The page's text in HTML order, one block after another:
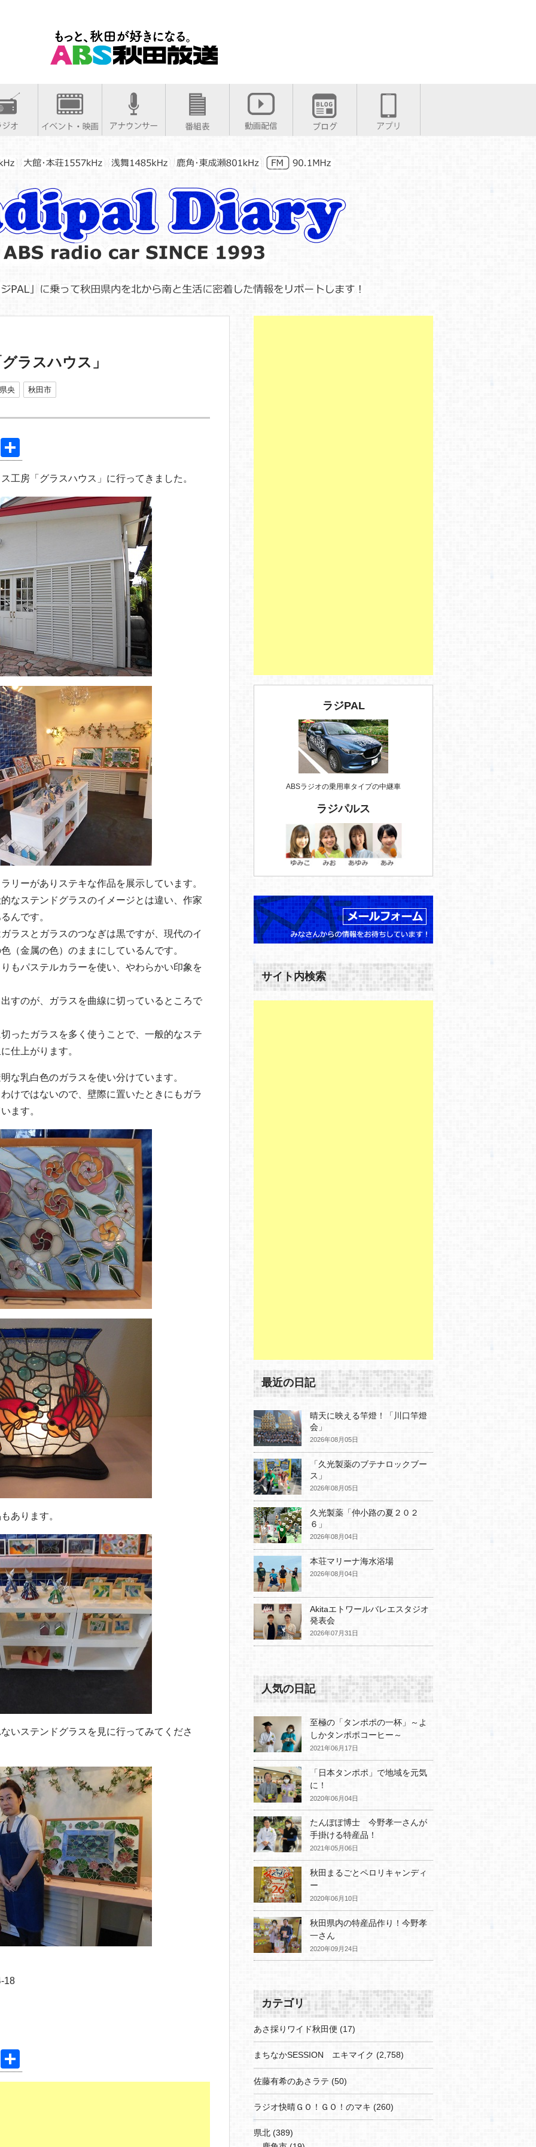
ラスハウス」
県央 秋田市
Pi
有
工房「グラスハウス」に行ってきました。
リーがありステキな作品を展示しています。
なステンドグラスのイメージとは違い、作家
んです。
ラスとガラスのつなぎは黒ですが、現代のイ
（金属の色）のままにしているんです。
もパステルカラーを使い、やわらかい印象を
すのが、ガラスを曲線に切っているところで
ったガラスを多く使うことで、一般的なステ
仕上がります。
な乳白色のガラスを使い分けています。
けではないので、壁際に置いたときにもガラ
ます。
あります。
いステンドグラスを見に行ってみてくださ
18
Pi
有
ラジPAL
ABSラジオの乗用車タイプの中継車
ラジパルス
サイト内検索
最近の日記
晴天に映える竿燈！「川口竿燈
会」
2026年08月05日
「久光製薬のブテナロックブー
ス」
2026年08月05日
久光製薬「仲小路の夏２０２
６」
2026年08月04日
本荘マリーナ海水浴場
2026年08月04日
Akitaエトワールバレエスタジオ
発表会
2026年07月31日
人気の日記
至極の「タンポポの一杯」～よ
しかタンポポコーヒー～
2021年06月17日
「日本タンポポ」で地域を元気
に！
2020年06月04日
たんぽぽ博士 今野孝一さんが
手掛ける特産品！
2021年05月06日
秋田まるごとペロリキャンディ
ー
2020年06月10日
秋田県内の特産品作り！今野孝
一さん
2020年09月24日
カテゴリ
あさ採りワイド秋田便 (17)
まちなかSESSION エキマイク (2,758)
佐藤有希のあさラテ (50)
ラジオ快晴ＧＯ！ＧＯ！のマキ (260)
県北 (389)